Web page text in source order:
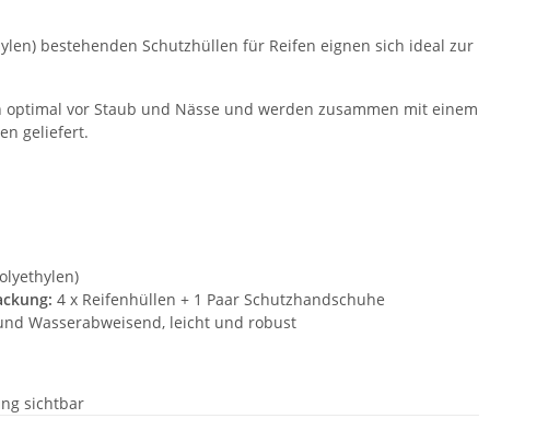
bestehenden Schutzhüllen für Reifen eignen sich ideal zur
optimal vor Staub und Nässe und werden zusammen mit einem
geliefert.
4 x Reifenhüllen + 1 Paar Schutzhandschuhe
Wasserabweisend, leicht und robust
sichtbar